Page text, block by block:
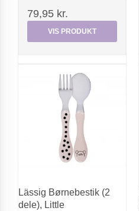
79,95 kr.
VIS PRODUKT
Lässig Børnebestik (2
dele), Little